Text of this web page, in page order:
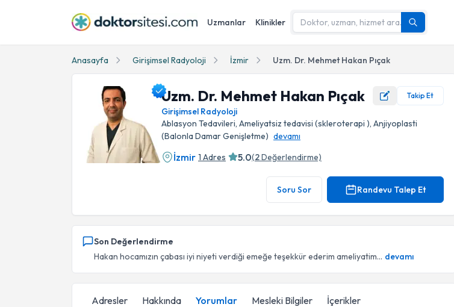
Uzmanlar Klinikler
Anasayfa Girişimsel Radyoloji İzmir Uzm. Dr. Mehmet Hakan Pıçak
Uzm. Dr. Mehmet Hakan Pıçak Takip Et
Girişimsel Radyoloji
Ablasyon Tedavileri, Ameliyatsiz tedavisi (skleroterapi ), Anjiyoplasti
(Balonla Damar Genişletme) devamı
İzmir 1 Adres 5.0(2Değerlendirme)
Soru Sor Randevu Talep Et
Son Değerlendirme
Hakan hocamızın çabası iyi niyeti verdiği emeğe teşekkür ederim ameliyatim... devamı
Adresler Hakkında Yorumlar Mesleki Bilgiler İçerikler